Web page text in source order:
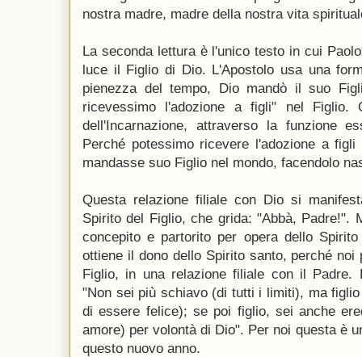
nostra madre, madre della nostra vita
La seconda lettura è l'unico testo in cui
luce il Figlio di Dio. L'Apostolo usa una
pienezza del tempo, Dio mandò il suo
ricevessimo l'adozione a figli" nel Figlio.
dell'Incarnazione, attraverso la funzione
Perché potessimo ricevere l'adozione a
mandasse suo Figlio nel mondo, facendolo
Questa relazione filiale con Dio si
Spirito del Figlio, che grida: "Abbà, Padre!".
concepito e partorito per opera dello
ottiene il dono dello Spirito santo, perché
Figlio, in una relazione filiale con il Padre.
"Non sei più schiavo (di tutti i limiti), ma
di essere felice); se poi figlio, sei anche
amore) per volontà di Dio". Per noi questa è
questo nuovo anno.